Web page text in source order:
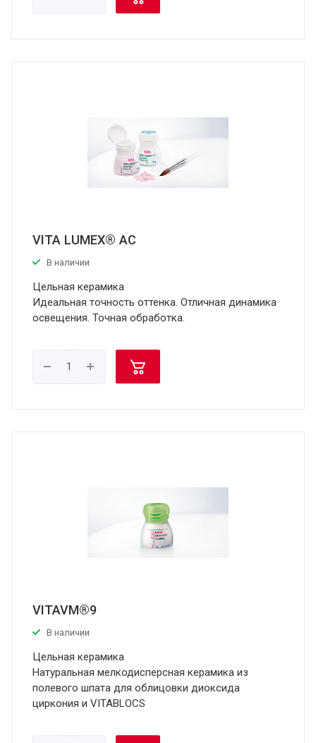
VITA LUMEX® AC
В наличии
Цельная керамика
Идеальная точность оттенка. Отличная динамика
освещения. Точная обработка.
VITAVM®9
В наличии
Цельная керамика
Натуральная мелкодисперсная керамика из
полевого шпата для облицовки диоксида
циркония и VITABLOCS